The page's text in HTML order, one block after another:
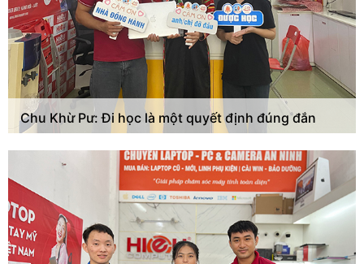
Chu Khừ Pư: Đi học là một quyết định đúng đắn